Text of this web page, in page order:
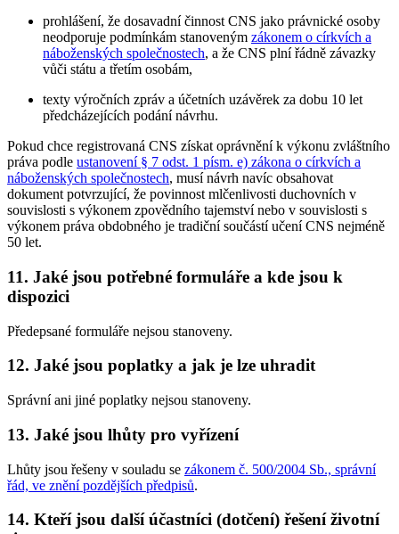
prohlášení, že dosavadní činnost CNS jako právnické osoby
neodporuje podmínkám stanoveným zákonem o církvích a
náboženských společnostech, a že CNS plní řádně závazky
vůči státu a třetím osobám,
texty výročních zpráv a účetních uzávěrek za dobu 10 let
předcházejících podání návrhu.
Pokud chce registrovaná CNS získat oprávnění k výkonu zvláštního
práva podle ustanovení § 7 odst. 1 písm. e) zákona o církvích a
náboženských společnostech, musí návrh navíc obsahovat
dokument potvrzující, že povinnost mlčenlivosti duchovních v
souvislosti s výkonem zpovědního tajemství nebo v souvislosti s
výkonem práva obdobného je tradiční součástí učení CNS nejméně
50 let.
11. Jaké jsou potřebné formuláře a kde jsou k
dispozici
Předepsané formuláře nejsou stanoveny.
12. Jaké jsou poplatky a jak je lze uhradit
Správní ani jiné poplatky nejsou stanoveny.
13. Jaké jsou lhůty pro vyřízení
Lhůty jsou řešeny v souladu se zákonem č. 500/2004 Sb., správní
řád, ve znění pozdějších předpisů.
14. Kteří jsou další účastníci (dotčení) řešení životní